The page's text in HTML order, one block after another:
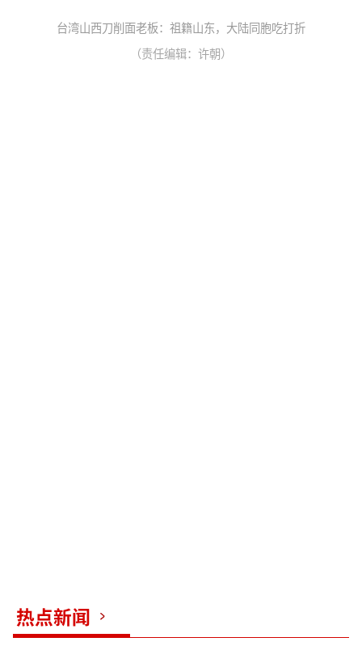
台湾山西刀削面老板：祖籍山东，大陆同胞吃打折
（责任编辑：许朝）
热点新闻